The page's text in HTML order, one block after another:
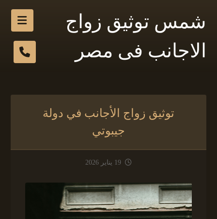
شمس توثيق زواج
الاجانب فى مصر
توثيق زواج الأجانب في دولة
جيبوتي
19 يناير 2026